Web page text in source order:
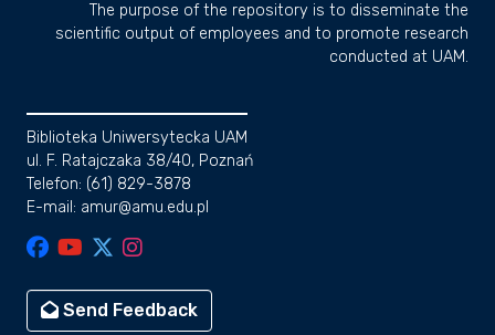
The purpose of the repository is to disseminate the
scientific output of employees and to promote research
conducted at UAM.
Biblioteka Uniwersytecka UAM
ul. F. Ratajczaka 38/40, Poznań
Telefon: (61) 829-3878
E-mail: amur@amu.edu.pl
Send Feedback